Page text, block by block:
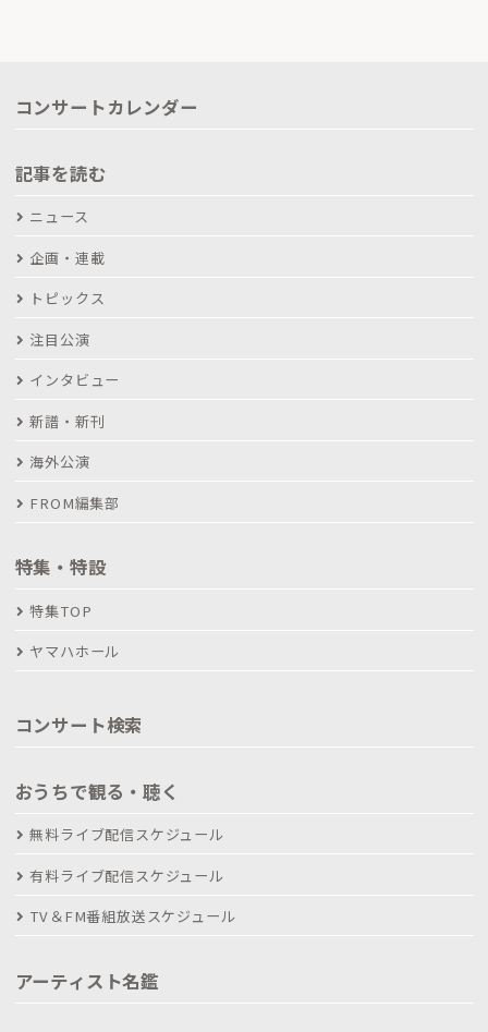
コンサートカレンダー
記事を読む
ニュース
企画・連載
トピックス
注目公演
インタビュー
新譜・新刊
海外公演
FROM編集部
特集・特設
特集TOP
ヤマハホール
コンサート検索
おうちで観る・聴く
無料ライブ配信スケジュール
有料ライブ配信スケジュール
TV＆FM番組放送スケジュール
アーティスト名鑑